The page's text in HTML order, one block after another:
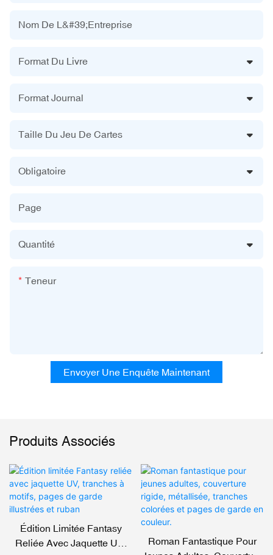
Nom De L&#39;entreprise
Format Du Livre
Format Journal
Taille Du Jeu De Cartes
Obligatoire
Page
Quantité
Teneur
Envoyer Une Enquête Maintenant
Produits Associés
Édition Limitée Fantasy
Reliée Avec Jaquette UV,
Roman Fantastique Pour